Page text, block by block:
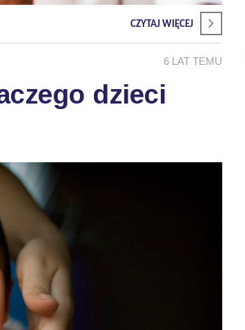
CZYTAJ WIĘCEJ
6 LAT TEMU
dzieci